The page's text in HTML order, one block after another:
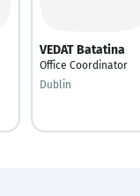
VEDAT Batatina
Office Coordinator
Dublin